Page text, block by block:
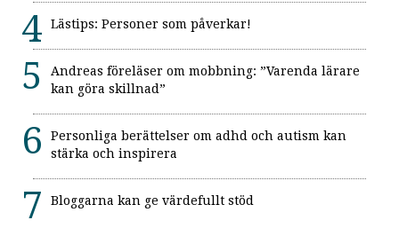
Lästips: Personer som påverkar!
Andreas föreläser om mobbning: ”Varenda lärare
kan göra skillnad”
Personliga berättelser om adhd och autism kan
stärka och inspirera
Bloggarna kan ge värdefullt stöd